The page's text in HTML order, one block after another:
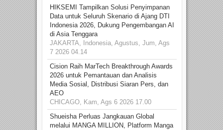
HIKSEMI Tampilkan Solusi Penyimpanan
Data untuk Seluruh Skenario di Ajang DTI
Indonesia 2026, Dukung Pengembangan AI
di Asia Tenggara
JAKARTA, Indonesia, Agustus, Jum, Ags
7 2026 04.14
Cision Raih MarTech Breakthrough Awards
2026 untuk Pemantauan dan Analisis
Media Sosial, Distribusi Siaran Pers, dan
AEO
CHICAGO, Kam, Ags 6 2026 17.00
Shueisha Perluas Jangkauan Global
melalui MANGA MILLION, Platform Manga